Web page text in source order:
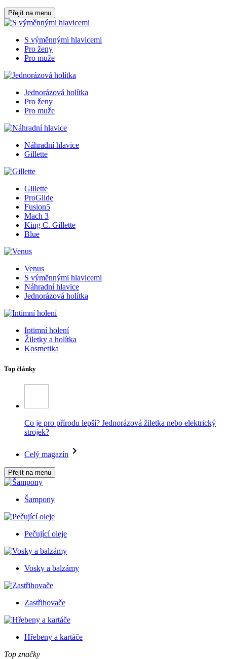
Přejít na menu
S výměnnými hlavicemi
Pro ženy
Pro muže
Jednorázová holítka
Pro ženy
Pro muže
Náhradní hlavice
Gillette
Gillette
ProGlide
Fusion5
Mach 3
King C. Gillette
Blue
Venus
S výměnnými hlavicemi
Náhradní hlavice
Jednorázová holítka
Intimní holení
Žiletky a holítka
Kosmetika
Top články
Co je pro přírodu lepší? Jednorázová žiletka nebo elektrický
strojek?
Celý magazín
Přejít na menu
Šampony
Pečující oleje
Vosky a balzámy
Zastřihovače
Hřebeny a kartáče
Top značky